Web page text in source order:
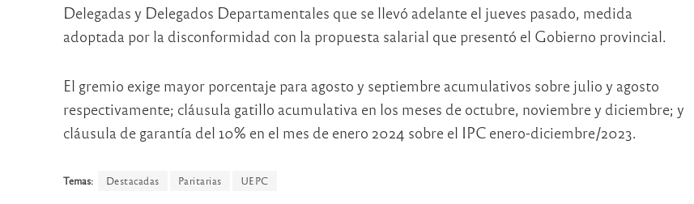
Delegadas y Delegados Departamentales que se llevó adelante el jueves pasado, medida
adoptada por la disconformidad con la propuesta salarial que presentó el Gobierno provincial.
El gremio exige mayor porcentaje para agosto y septiembre acumulativos sobre julio y agosto
respectivamente; cláusula gatillo acumulativa en los meses de octubre, noviembre y diciembre; y
cláusula de garantía del 10% en el mes de enero 2024 sobre el IPC enero-diciembre/2023.
Temas: Destacadas Paritarias UEPC